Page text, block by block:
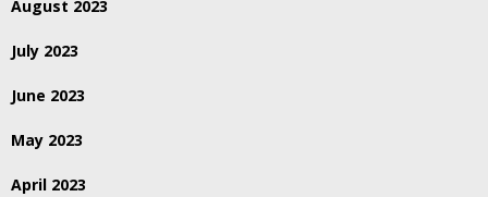
August 2023
July 2023
June 2023
May 2023
April 2023